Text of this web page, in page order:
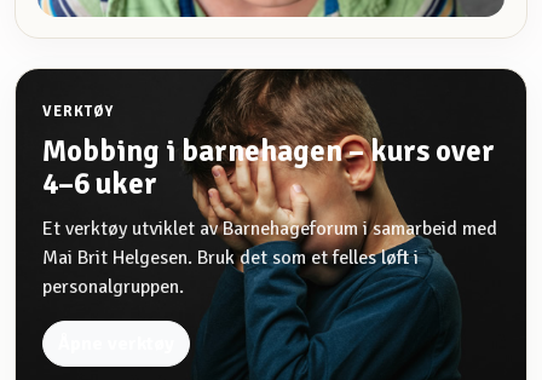
VERKTØY
Mobbing i barnehagen – kurs over
4–6 uker
Et verktøy utviklet av Barnehageforum i samarbeid med
Mai Brit Helgesen. Bruk det som et felles løft i
personalgruppen.